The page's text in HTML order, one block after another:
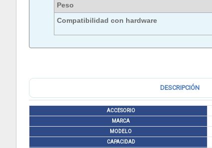
Peso
Compatibilidad con hardware
DESCRIPCIÓN
ACCESORIO
MARCA
MODELO
CAPACIDAD